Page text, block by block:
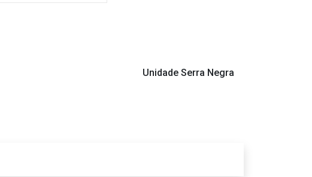
Unidade Serra Negra